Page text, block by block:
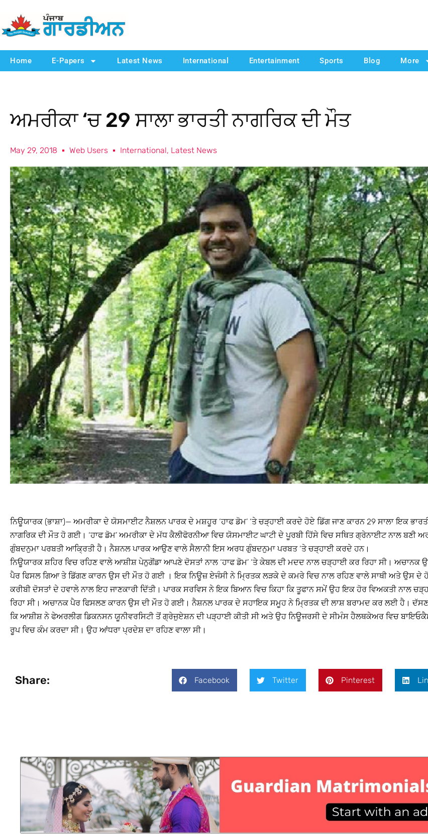
Home E-Papers Latest News International Entertainment Sports Blog More
ਅਮਰੀਕਾ ‘ਚ 29 ਸਾਲਾ ਭਾਰਤੀ ਨਾਗਰਿਕ ਦੀ ਮੌਤ
May 29, 2018 Web Users International, Latest News
ਨਿਊਯਾਰਕ (ਭਾਸ਼ਾ)— ਅਮਰੀਕਾ ਦੇ ਯੋਸਮਾਈਟ ਨੈਸ਼ਲਨ ਪਾਰਕ ਦੇ ਮਸ਼ਹੂਰ ‘ਹਾਫ ਡੋਮ’ ‘ਤੇ ਚੜ੍ਹਾਈ ਕਰਦੇ ਹੋਏ ਡਿੱਗ ਜਾਣ ਕਾਰਨ 29 ਸਾਲਾ ਇਕ
ਨਾਗਰਿਕ ਦੀ ਮੌਤ ਹੋ ਗਈ। ‘ਹਾਫ ਡੋਮ’ ਅਮਰੀਕਾ ਦੇ ਮੱਧ ਕੈਲੀਫੋਰਨੀਆ ਵਿਚ ਯੋਸਮਾਈਟ ਘਾਟੀ ਦੇ ਪੂਰਬੀ ਹਿੱਸੇ ਵਿਚ ਸਥਿਤ ਗ੍ਰੇਨਾਈਟ ਨਾਲ ਬਣੀ
ਗੁੰਬਦਨੁਮਾ ਪਰਬਤੀ ਆਕ੍ਰਿਤੀ ਹੈ। ਨੈਸ਼ਨਲ ਪਾਰਕ ਆਉਣ ਵਾਲੇ ਸੈਲਾਨੀ ਇਸ ਅਰਧ ਗੁੰਬਦਨੁਮਾ ਪਰਬਤ ‘ਤੇ ਚੜ੍ਹਾਈ ਕਰਦੇ ਹਨ।
ਨਿਊਯਾਰਕ ਸ਼ਹਿਰ ਵਿਚ ਰਹਿਣ ਵਾਲੇ ਆਸ਼ੀਸ਼ ਪੇਨੁਗੋਂਡਾ ਆਪਣੇ ਦੋਸਤਾਂ ਨਾਲ ‘ਹਾਫ ਡੋਮ’ ‘ਤੇ ਕੇਬਲ ਦੀ ਮਦਦ ਨਾਲ ਚੜ੍ਹਾਈ ਕਰ ਰਿਹਾ ਸੀ। ਅਚਾਨਕ
ਪੈਰ ਫਿਸਲ ਗਿਆ ਤੇ ਡਿੱਗਣ ਕਾਰਨ ਉਸ ਦੀ ਮੌਤ ਹੋ ਗਈ । ਇਕ ਨਿਊਜ਼ ਏਜੰਸੀ ਨੇ ਮ੍ਰਿਤਕ ਲੜਕੇ ਦੇ ਕਮਰੇ ਵਿਚ ਨਾਲ ਰਹਿਣ ਵਾਲੇ ਸਾਥੀ ਅਤੇ ਉਸ ਦੇ
ਕਰੀਬੀ ਦੋਸਤਾਂ ਦੇ ਹਵਾਲੇ ਨਾਲ ਇਹ ਜਾਣਕਾਰੀ ਦਿੱਤੀ। ਪਾਰਕ ਸਰਵਿਸ ਨੇ ਇਕ ਬਿਆਨ ਵਿਚ ਕਿਹਾ ਕਿ ਤੂਫਾਨ ਸਮੇਂ ਉਹ ਇਕ ਹੋਰ ਵਿਅਕਤੀ ਨਾਲ
ਰਿਹਾ ਸੀ। ਅਚਾਨਕ ਪੈਰ ਫਿਸਲਣ ਕਾਰਨ ਉਸ ਦੀ ਮੌਤ ਹੋ ਗਈ। ਨੈਸ਼ਨਲ ਪਾਰਕ ਦੇ ਸਹਾਇਕ ਸਮੂਹ ਨੇ ਮ੍ਰਿਤਕ ਦੀ ਲਾਸ਼ ਬਰਾਮਦ ਕਰ ਲਈ ਹੈ।
ਕਿ ਆਸ਼ੀਸ਼ ਨੇ ਫੇਅਰਲੀਗ ਡਿਕਨਸਨ ਯੂਨੀਵਰਸਿਟੀ ਤੋਂ ਗ੍ਰੇਜੁਏਸ਼ਨ ਦੀ ਪੜ੍ਹਾਈ ਕੀਤੀ ਸੀ ਅਤੇ ਉਹ ਨਿਊਜਰਸੀ ਦੇ ਸੀਮੰਸ ਹੈਲਥਕੇਅਰ ਵਿਚ
ਰੂਪ ਵਿਚ ਕੰਮ ਕਰਦਾ ਸੀ। ਉਹ ਆਂਧਰਾ ਪ੍ਰਦੇਸ਼ ਦਾ ਰਹਿਣ ਵਾਲਾ ਸੀ।
Share: Facebook Twitter Pinterest